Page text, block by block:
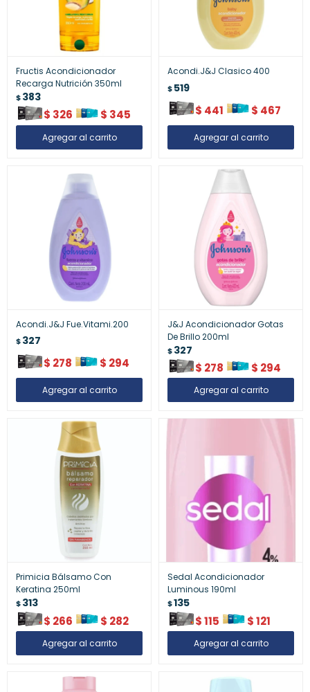
Fructis Acondicionador
Recarga Nutrición 350ml
$383
$ 326 $ 345
Acondi.J&J Clasico 400
$519
$ 441 $ 467
Acondi.J&J Fue.Vitami.200
$327
$ 278 $ 294
J&J Acondicionador Gotas
De Brillo 200ml
$327
$ 278 $ 294
Primicia Bálsamo Con
Keratina 250ml
$313
$ 266 $ 282
Sedal Acondicionador
Luminous 190ml
$135
$115 $121